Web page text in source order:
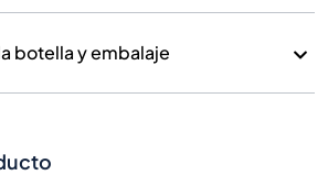
botella y embalaje